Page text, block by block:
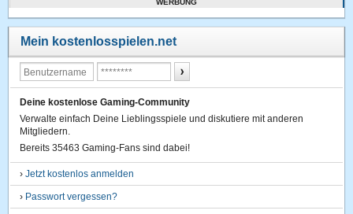
WERBUNG
Mein kostenlosspielen.net
Deine kostenlose Gaming-Community
Verwalte einfach Deine Lieblingsspiele und diskutiere mit anderen
Mitgliedern.
Bereits 35463 Gaming-Fans sind dabei!
›Jetzt kostenlos anmelden
› Passwort vergessen?